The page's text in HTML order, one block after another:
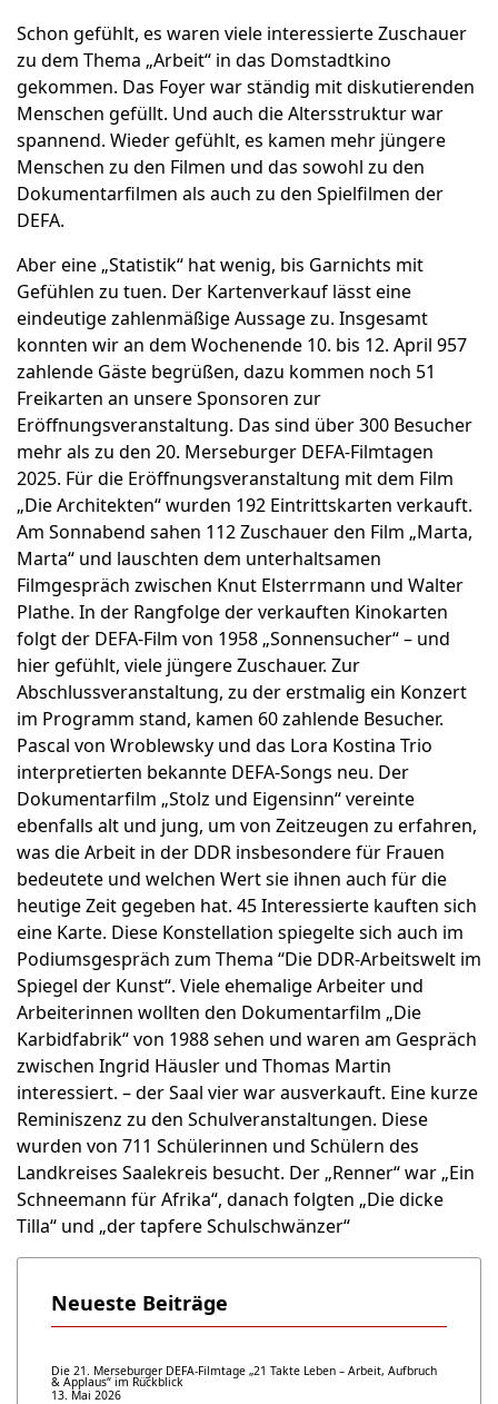
Schon gefühlt, es waren viele interessierte Zuschauer
zu dem Thema „Arbeit“ in das Domstadtkino
gekommen. Das Foyer war ständig mit diskutierenden
Menschen gefüllt. Und auch die Altersstruktur war
spannend. Wieder gefühlt, es kamen mehr jüngere
Menschen zu den Filmen und das sowohl zu den
Dokumentarfilmen als auch zu den Spielfilmen der
DEFA.
Aber eine „Statistik“ hat wenig, bis Garnichts mit
Gefühlen zu tuen. Der Kartenverkauf lässt eine
eindeutige zahlenmäßige Aussage zu. Insgesamt
konnten wir an dem Wochenende 10. bis 12. April 957
zahlende Gäste begrüßen, dazu kommen noch 51
Freikarten an unsere Sponsoren zur
Eröffnungsveranstaltung. Das sind über 300 Besucher
mehr als zu den 20. Merseburger DEFA-Filmtagen
2025. Für die Eröffnungsveranstaltung mit dem Film
„Die Architekten“ wurden 192 Eintrittskarten verkauft.
Am Sonnabend sahen 112 Zuschauer den Film „Marta,
Marta“ und lauschten dem unterhaltsamen
Filmgespräch zwischen Knut Elsterrmann und Walter
Plathe. In der Rangfolge der verkauften Kinokarten
folgt der DEFA-Film von 1958 „Sonnensucher“ – und
hier gefühlt, viele jüngere Zuschauer. Zur
Abschlussveranstaltung, zu der erstmalig ein Konzert
im Programm stand, kamen 60 zahlende Besucher.
Pascal von Wroblewsky und das Lora Kostina Trio
interpretierten bekannte DEFA-Songs neu. Der
Dokumentarfilm „Stolz und Eigensinn“ vereinte
ebenfalls alt und jung, um von Zeitzeugen zu erfahren,
was die Arbeit in der DDR insbesondere für Frauen
bedeutete und welchen Wert sie ihnen auch für die
heutige Zeit gegeben hat. 45 Interessierte kauften sich
eine Karte. Diese Konstellation spiegelte sich auch im
Podiumsgespräch zum Thema “Die DDR-Arbeitswelt im
Spiegel der Kunst“. Viele ehemalige Arbeiter und
Arbeiterinnen wollten den Dokumentarfilm „Die
Karbidfabrik“ von 1988 sehen und waren am Gespräch
zwischen Ingrid Häusler und Thomas Martin
interessiert. – der Saal vier war ausverkauft. Eine kurze
Reminiszenz zu den Schulveranstaltungen. Diese
wurden von 711 Schülerinnen und Schülern des
Landkreises Saalekreis besucht. Der „Renner“ war „Ein
Schneemann für Afrika“, danach folgten „Die dicke
Tilla“ und „der tapfere Schulschwänzer“
Neueste Beiträge
Die 21. Merseburger DEFA-Filmtage „21 Takte Leben – Arbeit, Aufbruch
& Applaus“ im Rückblick
13. Mai 2026